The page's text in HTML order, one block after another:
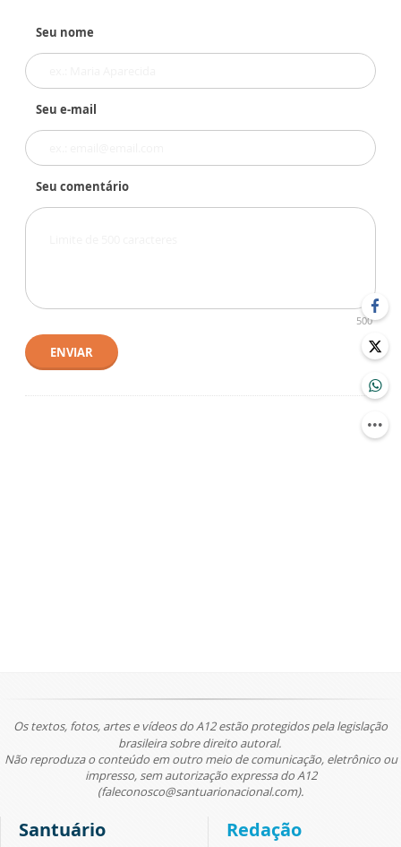
Seu nome
Seu e-mail
Seu comentário
500
ENVIAR
Os textos, fotos, artes e vídeos do A12 estão protegidos pela legislação
brasileira sobre direito autoral.
Não reproduza o conteúdo em outro meio de comunicação, eletrônico ou
impresso, sem autorização expressa do A12
(faleconosco@santuarionacional.com).
Santuário Redação